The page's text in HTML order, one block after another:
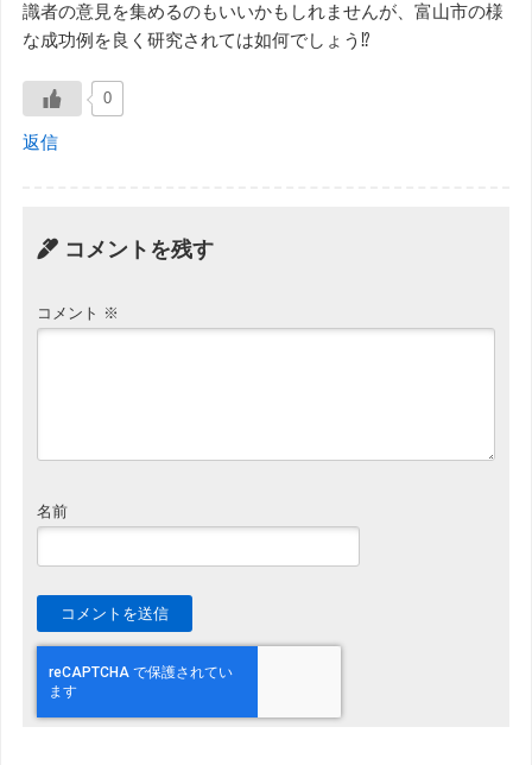
識者の意見を集めるのもいいかもしれませんが、富山市の様
な成功例を良く研究されては如何でしょう⁉️
0
返信
コメントを残す
コメント ※
名前